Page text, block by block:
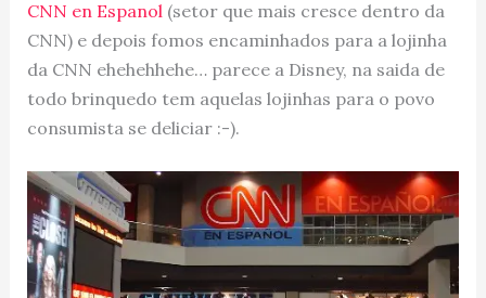
CNN en Espanol (setor que mais cresce dentro da
CNN) e depois fomos encaminhados para a lojinha
da CNN ehehehhehe… parece a Disney, na saida de
todo brinquedo tem aquelas lojinhas para o povo
consumista se deliciar :-).